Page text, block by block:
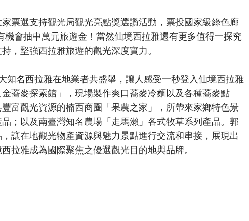
票選支持觀光局觀光亮點獎選讚活動，票投國家級綠色廊
會抽中萬元旅遊金！當然仙境西拉雅還有更多值得一探究
，堅強西拉雅旅遊的觀光深度實力。
知名西拉雅在地業者共盛舉，讓人感受一秒登入仙境西拉雅
蕎麥探索館」，現場製作爽口蕎麥冷麵以及各種蕎麥點
富觀光資源的楠西商圈「果農之家」，所帶來家鄉特色景
；以及南臺灣知名農場「走馬瀨」各式牧草系列產品。郭
讓在地觀光物產資源與魅力景點進行交流和串接，展現出
拉雅成為國際聚焦之優選觀光目的地與品牌。